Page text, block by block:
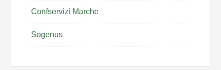
Confservizi Marche
Sogenus